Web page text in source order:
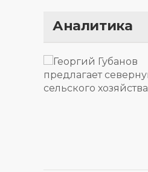
Аналитика